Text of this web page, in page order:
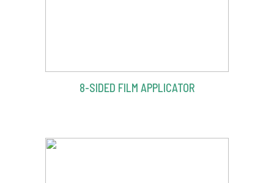
8-SIDED FILM APPLICATOR